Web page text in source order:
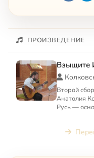
ПРОИЗВЕДЕНИЕ
Взыщите
Второй
Анатолия
Русь —